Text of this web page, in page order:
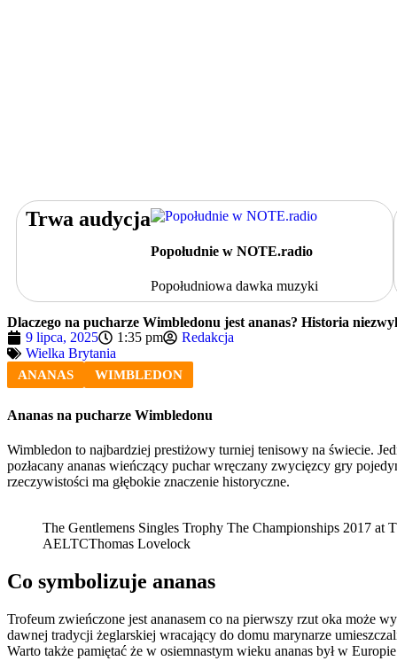
Trwa audycja
Popołudnie w NOTE.radio
Popołudniowa dawka muzyki
Dlaczego na pucharze Wimbledonu jest ananas? Historia
9 lipca, 2025
1:35 pm
Redakcja
Wielka Brytania
ANANAS WIMBLEDON
Ananas na pucharze Wimbledonu
Wimbledon to najbardziej prestiżowy turniej tenisowy na świecie.
pozłacany ananas wieńczący puchar wręczany zwycięzcy gry
rzeczywistości ma głębokie znaczenie historyczne.
The Gentlemens Singles Trophy The Championships 2017
AELTCThomas Lovelock
Co symbolizuje ananas
Trofeum zwieńczone jest ananasem co na pierwszy rzut oka może
dawnej tradycji żeglarskiej wracający do domu marynarze
Warto także pamiętać że w osiemnastym wieku ananas był w